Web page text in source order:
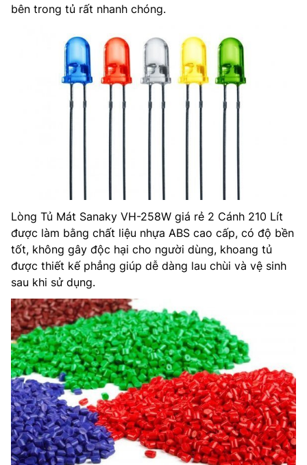
bên trong tủ rất nhanh chóng.
Lòng Tủ Mát Sanaky VH-258W giá rẻ 2 Cánh 210 Lít
được làm bằng chất liệu nhựa ABS cao cấp, có độ bền
tốt, không gây độc hại cho người dùng, khoang tủ
được thiết kế phẳng giúp dễ dàng lau chùi và vệ sinh
sau khi sử dụng.